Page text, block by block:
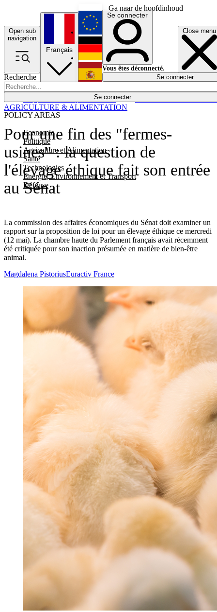
Ga naar de hoofdinhoud
Open sub
navigation
Close menu
Recherche
Se connecter
POLICY AREAS
Economie
Politique
Agriculture et Alimentation
Santé
Technologies
Energie, Environnement et Transport
Défense
Économie
Français
English
Deutsch
Español
Se connecter
Vous êtes déconnecté.
Se connecter
Pour une fin des "fermes-
usines" : la question de
l'élevage éthique fait son entrée
au Sénat
La commission des affaires économiques du Sénat doit examiner un
rapport sur la proposition de loi pour un élevage éthique ce mercredi
(12 mai). La chambre haute du Parlement français avait récemment
été critiquée pour son inaction présumée en matière de bien-être
animal.
AGRICULTURE & ALIMENTATION
Magdalena PistoriusEuractiv France